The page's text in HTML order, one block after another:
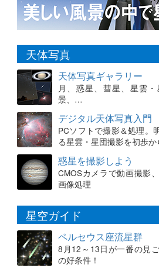
天体写真
天体写真ギャラリー
月、惑星、彗星、星雲
景、…
デジタル天体写真入門
PCソフトで撮影＆処理。
る星雲・星団撮影を初歩か
惑星を撮影しよう
CMOSカメラで動画撮影
画像処理
星空ガイド
ペルセウス座流星群
8月12～13日が一番の見
の好条件！